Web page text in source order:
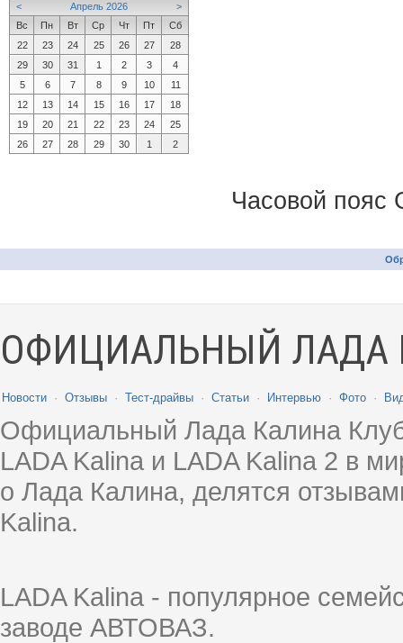
<
>
Апрель 2026
Вс
Пн Вт Ср Чт Пт
Сб
22
23 24 25 26 27
28
29
30 31 1 2 3
4
5
6 7 8 9 10
11
12
13 14 15 16 17
18
19
20 21 22 23 24
25
26
27 28 29 30 1 2
Часовой пояс
ОФИЦИАЛЬНЫЙ ЛАДА
Новости · Отзывы · Тест-драйвы · Статьи · Интервью · Фото ·
Официальный Лада Калина
LADA Kalina и LADA Kalina 2 в
о Лада Калина, делятся
Kalina.
LADA Kalina - популярное
заводе АВТОВАЗ.